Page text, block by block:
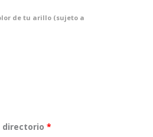
de tu arillo (sujeto a
directorio *